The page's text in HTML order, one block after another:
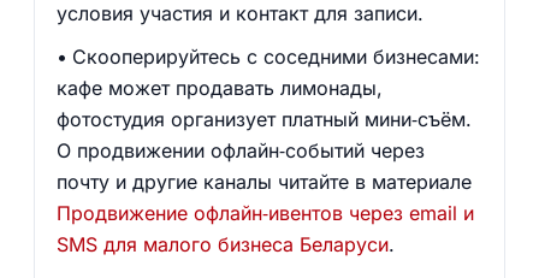
условия участия и контакт для записи.
Скооперируйтесь с соседними бизнесами:
кафе может продавать лимонады,
фотостудия организует платный мини‑съём.
О продвижении офлайн‑событий через
почту и другие каналы читайте в материале
Продвижение офлайн‑ивентов через email и
SMS для малого бизнеса Беларуси.